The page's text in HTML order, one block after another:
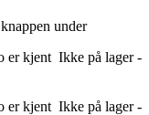
under
er kjent Ikke på lager -
er kjent Ikke på lager -